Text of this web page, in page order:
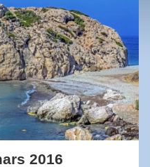
2016